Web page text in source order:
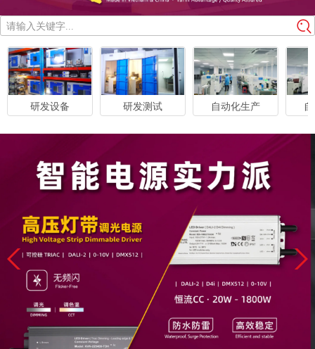
请输入关键字...
研发设备 研发测试 自动化生产